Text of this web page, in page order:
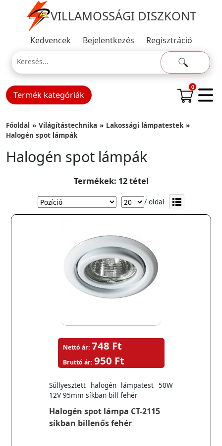
VILLAMOSSÁGI DISZKONT
Kedvencek Bejelentkezés Regisztráció
Termék kategóriák
0
Főoldal Világítástechnika
Lakossági lámpatestek
Halogén spot lámpák
Halogén spot lámpák
Termékek: 12 tétel
/ oldal
Halogén spot lámpa CT-2115
síkban billenős fehér
Süllyesztett halogén lámpatest 50W
12V 95mm síkban bill fehér
Nettó ár: 748 Ft
Bruttó ár: 950 Ft